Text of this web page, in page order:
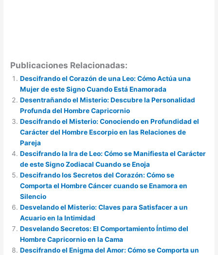
Publicaciones Relacionadas:
Descifrando el Corazón de una Leo: Cómo Actúa una
Mujer de este Signo Cuando Está Enamorada
Desentrañando el Misterio: Descubre la Personalidad
Profunda del Hombre Capricornio
Descifrando el Misterio: Conociendo en Profundidad el
Carácter del Hombre Escorpio en las Relaciones de
Pareja
Descifrando la Ira de Leo: Cómo se Manifiesta el Carácter
de este Signo Zodiacal Cuando se Enoja
Descifrando los Secretos del Corazón: Cómo se
Comporta el Hombre Cáncer cuando se Enamora en
Silencio
Desvelando el Misterio: Claves para Satisfacer a un
Acuario en la Intimidad
Desvelando Secretos: El Comportamiento Íntimo del
Hombre Capricornio en la Cama
Descifrando el Enigma del Amor: Cómo se Comporta un